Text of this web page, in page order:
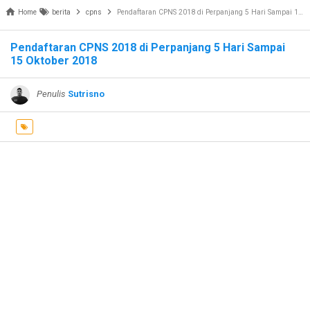
Home berita cpns Pendaftaran CPNS 2018 di Perpanjang 5 Hari Sampai 15 Oktober 2018
Pendaftaran CPNS 2018 di Perpanjang 5 Hari Sampai
15 Oktober 2018
Penulis Sutrisno